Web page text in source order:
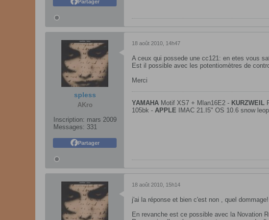
Partager
spless
AKro
Inscription: mars 2009
Messages: 331
Partager
18 août 2010, 14h47
A ceux qui possede une cc121: en etes vous
Est il possible avec les potentiomètres de
Merci
YAMAHA Motif XS7 + Mlan16E2 - KURZWEIL
105bk - APPLE IMAC 21.I5" OS 10.6 snow
18 août 2010, 15h14
j'ai la réponse et bien c'est non , quel
En revanche est ce possible avec la Novation